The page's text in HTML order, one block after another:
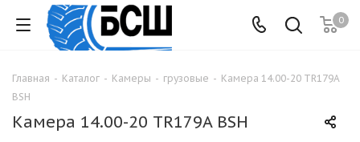
0
Главная - Каталог - Камеры - грузовые - Камера 14.00-20 TR179A
BSH
Камера 14.00-20 TR179A BSH